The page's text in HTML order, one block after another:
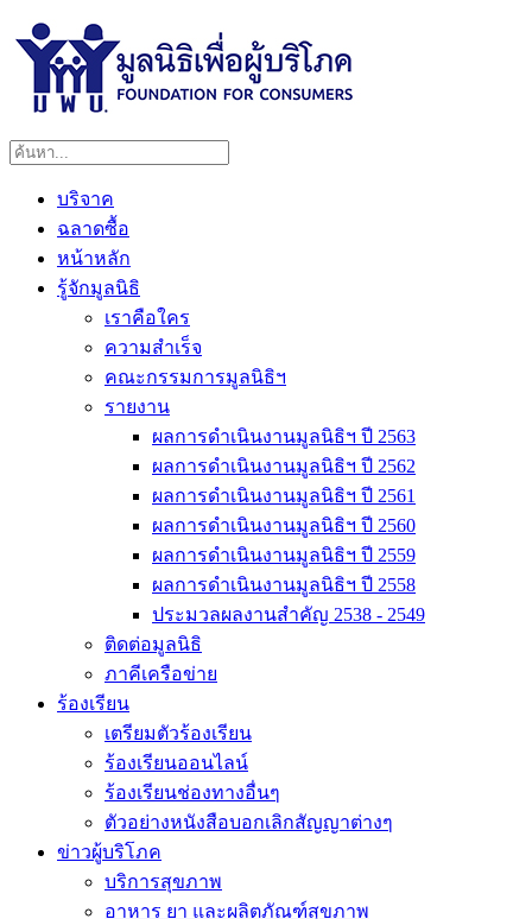
บริจาค
ฉลาดซื้อ
หน้าหลัก
รู้จักมูลนิธิ
เราคือใคร
ความสำเร็จ
คณะกรรมการมูลนิธิฯ
รายงาน
ผลการดำเนินงานมูลนิธิฯ ปี 2563
ผลการดำเนินงานมูลนิธิฯ ปี 2562
ผลการดำเนินงานมูลนิธิฯ ปี 2561
ผลการดำเนินงานมูลนิธิฯ ปี 2560
ผลการดำเนินงานมูลนิธิฯ ปี 2559
ผลการดำเนินงานมูลนิธิฯ ปี 2558
ประมวลผลงานสำคัญ 2538 - 2549
ติดต่อมูลนิธิ
ภาคีเครือข่าย
ร้องเรียน
เตรียมตัวร้องเรียน
ร้องเรียนออนไลน์
ร้องเรียนช่องทางอื่นๆ
ตัวอย่างหนังสือบอกเลิกสัญญาต่างๆ
ข่าวผู้บริโภค
บริการสุขภาพ
อาหาร ยา และผลิตภัณฑ์สุขภาพ